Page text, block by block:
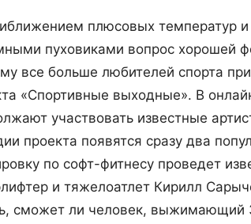
плюсовых температур и
пуховиками вопрос хорошей
все больше любителей спорта
«Спортивные выходные». В
участвовать известные
проекта появятся сразу два
по софт-фитнесу проведет
и тяжелоатлет Кирилл
сможет ли человек, выжимающий